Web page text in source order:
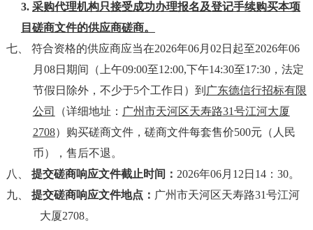
3. 采购代理机构只接受成功办理报名及登记手续购买本项
目磋商文件的供应商磋商。
七、 符合资格的供应商应当在2026年06月02日起至2026年06
月08日期间
（上午09:00至12:00,下午14:30至17:30，法定
节假日除外， 不少于5个工作日）到 广东德信行招标有限
公司
（详细地址： 广州市天河区天寿路31号江河大厦
2708）购买磋商文件，磋商文件每套售价500元 （人民
币），售后不退。
八、 提交磋商响应文件截止时间： 2026年06月12日14：30。
九、 提交磋商响应文件地点： 广州市天河区天寿路31号江河
大厦2708。